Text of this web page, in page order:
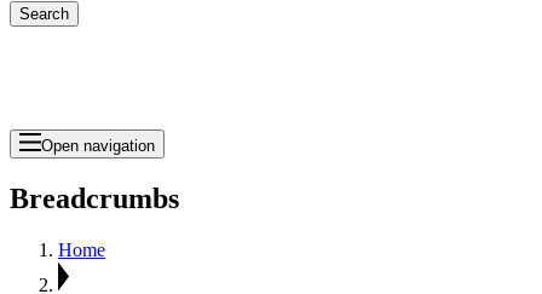
Search
Open navigation
Breadcrumbs
Home